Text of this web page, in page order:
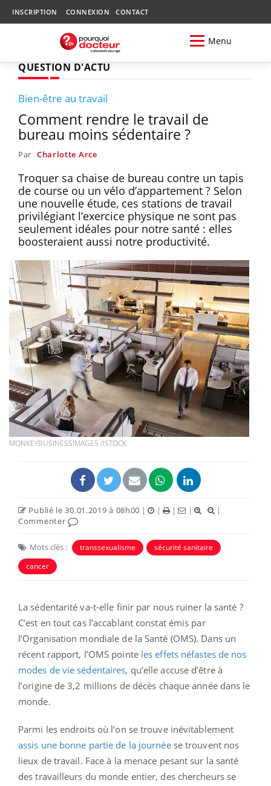
INSCRIPTION CONNEXION CONTACT
Menu
QUESTION D'ACTU
Bien-être au travail
Comment rendre le travail de
bureau moins sédentaire ?
Par Charlotte Arce
Troquer sa chaise de bureau contre un tapis
de course ou un vélo d’appartement ? Selon
une nouvelle étude, ces stations de travail
privilégiant l’exercice physique ne sont pas
seulement idéales pour notre santé : elles
boosteraient aussi notre productivité.
MONKEYBUSINESSIMAGES /ISTOCK
Publié le 30.01.2019 à 08h00 | | | |
|
Commenter
Mots clés : transsexualisme
sécurité sanitaire
cancer
La sédentarité va-t-elle finir par nous ruiner la santé ?
C’est en tout cas l’accablant constat émis par
l’Organisation mondiale de la Santé (OMS). Dans un
récent rapport, l’OMS pointe les effets néfastes de nos
modes de vie sédentaires, qu’elle accuse d’être à
l’origine de 3,2 millions de décès chaque année dans le
monde.
Parmi les endroits où l’on se trouve inévitablement
assis une bonne partie de la journéese trouvent nos
lieux de travail. Face à la menace pesant sur la santé
des travailleurs du monde entier, des chercheurs se